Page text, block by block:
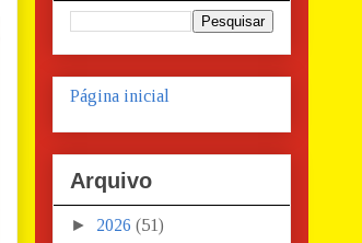
Página inicial
Arquivo
► 2026 (51)